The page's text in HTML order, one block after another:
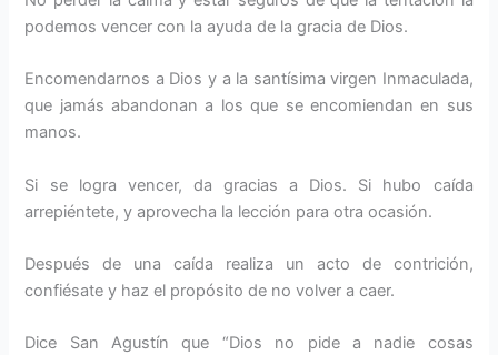
podemos vencer con la ayuda de la gracia de Dios.
Encomendarnos a Dios y a la santísima virgen Inmaculada,
que jamás abandonan a los que se encomiendan en sus
manos.
Si se logra vencer, da gracias a Dios. Si hubo caída
arrepiéntete, y aprovecha la lección para otra ocasión.
Después de una caída realiza un acto de contrición,
confiésate y haz el propósito de no volver a caer.
Dice San Agustín que “Dios no pide a nadie cosas